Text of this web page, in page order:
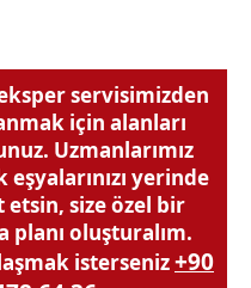
servisimizden
için alanları
Uzmanlarımız
eşyalarınızı yerinde
etsin, size özel bir
planı oluşturalım.
isterseniz+90